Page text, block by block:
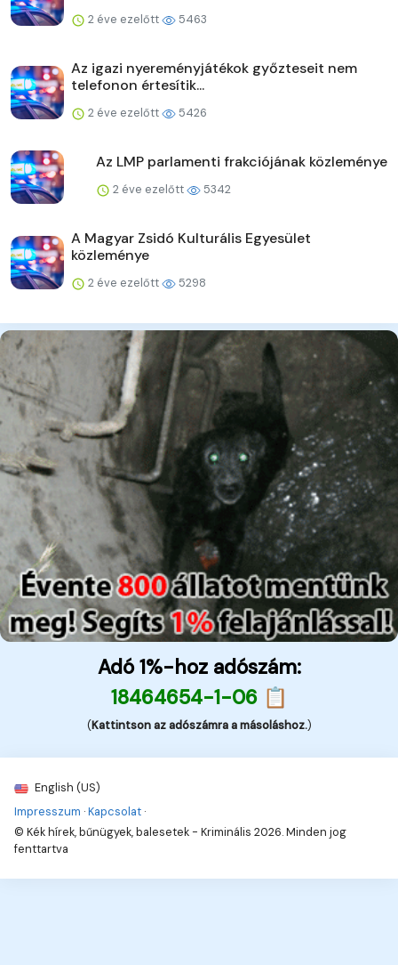
2 éve ezelőtt 5463
Az igazi nyereményjátékok győzteseit nem
telefonon értesítik...
2 éve ezelőtt 5426
Az LMP parlamenti frakciójának közleménye
2 éve ezelőtt 5342
A Magyar Zsidó Kulturális Egyesület
közleménye
2 éve ezelőtt 5298
Adó 1%-hoz adószám:
18464654-1-06 📋
(Kattintson az adószámra a másoláshoz.)
English (US)
Impresszum ·Kapcsolat ·
© Kék hírek, bűnügyek, balesetek - Kriminális 2026. Minden jog
fenttartva